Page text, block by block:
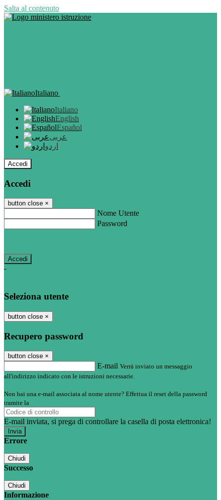
Salta al contenuto
Italiano
Italiano
English
Español
عربى
اردو
Accedi
Accedi
button close ×
Nome Utente
Password
-
Seleziona utente
button close ×
Recupero password
button close ×
E-mail Verrà inviato un messaggio
all'indirizzo indicato con le istruzioni necessarie.
Non hai una e-mail associata al nome utente? Effettua il reset della password
tramite la
E-mail inviata, si prega di controllare la casella di posta elettronica!
Errore
Chiudi
Successo
Chiudi
Informazione